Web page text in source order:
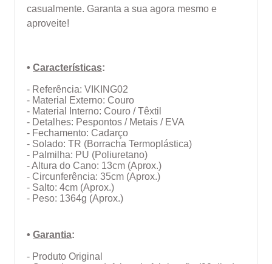
casualmente. Garanta a sua agora mesmo e
aproveite!
• Características:
- Referência: VIKING02
- Material Externo: Couro
- Material Interno: Couro / Têxtil
- Detalhes: Pespontos / Metais / EVA
- Fechamento: Cadarço
- Solado: TR (Borracha Termoplástica)
- Palmilha: PU (Poliuretano)
- Altura do Cano: 13cm (Aprox.)
- Circunferência: 35cm (Aprox.)
- Salto: 4cm (Aprox.)
- Peso: 1364g (Aprox.)
• Garantia:
- Produto Original